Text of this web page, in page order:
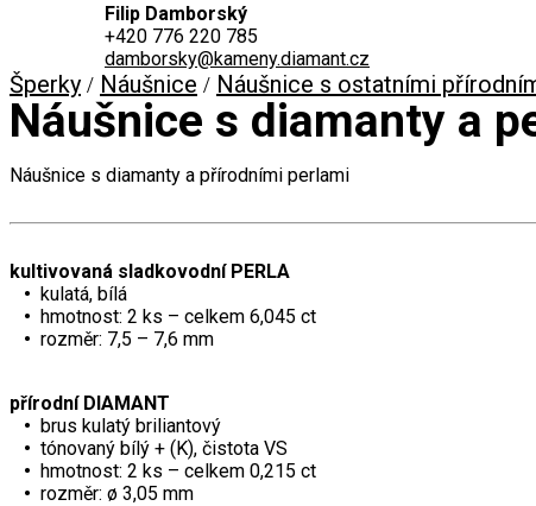
Filip Damborský
+420 776 220 785
damborsky@kameny.diamant.cz
Šperky / Náušnice / Náušnice s ostatními
Náušnice s diamanty a
Náušnice s diamanty a přírodními perlami
kultivovaná sladkovodní PERLA
• kulatá, bílá
• hmotnost: 2 ks – celkem 6,045 ct
• rozměr: 7,5 – 7,6 mm
přírodní DIAMANT
• brus kulatý briliantový
• tónovaný bílý + (K), čistota VS
• hmotnost: 2 ks – celkem 0,215 ct
• rozměr: ø 3,05 mm